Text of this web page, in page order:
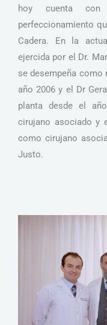
hoy cuenta
perfeccionamiento
Cadera. En la
ejercida por el Dr.
se desempeña como
año 2006 y el Dr
planta desde el
cirujano asociado y
como cirujano
Justo.